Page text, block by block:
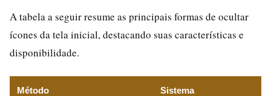
A tabela a seguir resume as principais formas de ocultar
ícones da tela inicial, destacando suas características e
disponibilidade.
Método Sistema